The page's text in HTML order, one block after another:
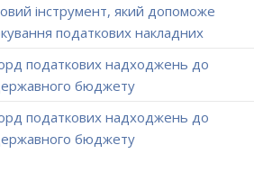
інструмент, який допоможе
податкових накладних
податкових надходжень до
бюджету
податкових надходжень до
бюджету